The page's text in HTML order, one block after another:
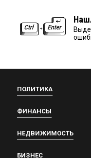
ПОЛИТИКА
ФИНАНСЫ
НЕДВИЖИМОСТЬ
БИЗНЕС